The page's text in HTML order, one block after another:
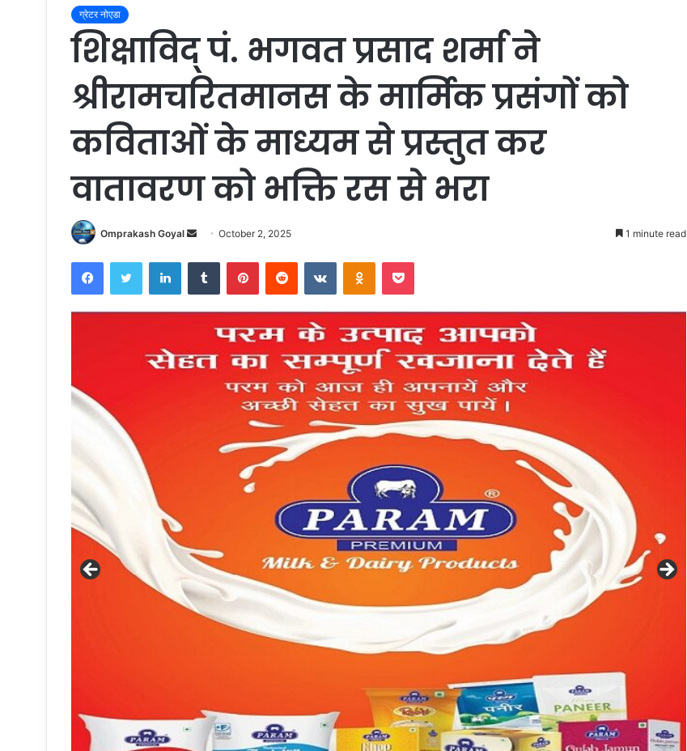
ग्रेटर नोएडा
शिक्षाविद् पं. भगवत प्रसाद शर्मा ने
श्रीरामचरितमानस के मार्मिक प्रसंगों को
कविताओं के माध्यम से प्रस्तुत कर
वातावरण को भक्ति रस से भरा
Omprakash Goyal
Send
email
October 2, 2025 1 minute read
FacebookTwitter LinkedInTumblr PinterestReddit VKontakteOdnoklassniki
Pocket